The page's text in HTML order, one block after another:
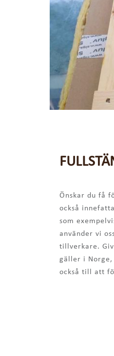
Önskar du få
också
som
använder vi
tillverkare.
gäller i Norge,
också till att